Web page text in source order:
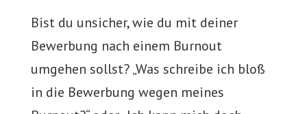
​Bist ​du unsicher, wie ​du mit ​deiner
Bewerbung nach einem Burnout
umgehen sollst? „Was schreibe ich bloß
in die Bewerbung wegen meines